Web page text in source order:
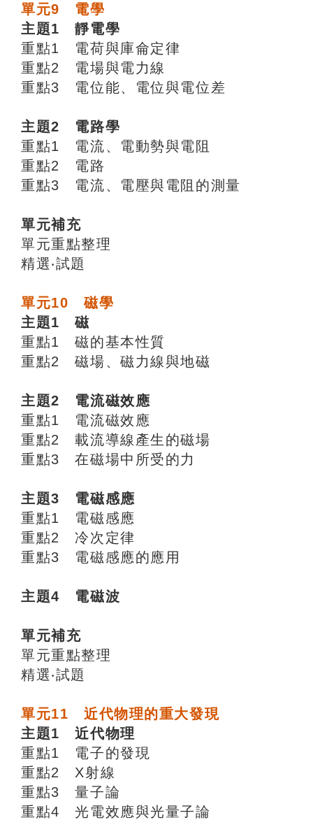
單元9 電學
主題1 靜電學
重點1 電荷與庫侖定律
重點2 電場與電力線
重點3 電位能、電位與電位差
主題2 電路學
重點1 電流、電動勢與電阻
重點2 電路
重點3 電流、電壓與電阻的測量
單元補充
單元重點整理
精選‧試題
單元10 磁學
主題1 磁
重點1 磁的基本性質
重點2 磁場、磁力線與地磁
主題2 電流磁效應
重點1 電流磁效應
重點2 載流導線產生的磁場
重點3 在磁場中所受的力
主題3 電磁感應
重點1 電磁感應
重點2 冷次定律
重點3 電磁感應的應用
主題4 電磁波
單元補充
單元重點整理
精選‧試題
單元11 近代物理的重大發現
主題1 近代物理
重點1 電子的發現
重點2 X射線
重點3 量子論
重點4 光電效應與光量子論